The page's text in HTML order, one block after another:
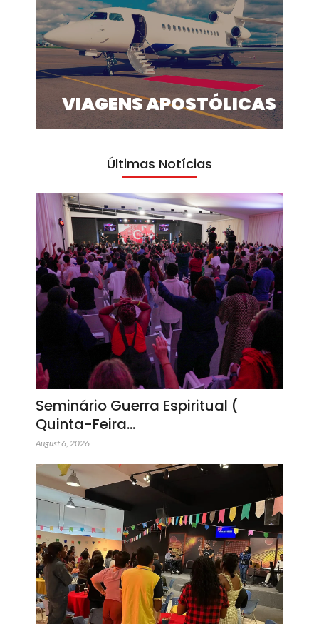
VIAGENS APOSTÓLICAS
Últimas Notícias
Seminário Guerra Espiritual (
Quinta-Feira…
August 6, 2026